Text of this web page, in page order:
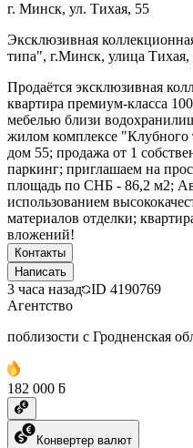
г. Минск, ул. Тихая, 55
Эксклюзивная
типа", г.Минск, улица Тихая,
Продаётся эксклюзивная
квартира премиум-класса
мебелью близи
жилом комплексе
дом 55; продажа от 1
паркинг; приглашаем на
площадь по СНБ - 86,2 м2;
использованием
материалов отделки;
вложений!
Контакты
Написать
3 часа назад ID 4190769
Агентство
поблизости с Гродненская
182 000 ƃ
Конвертер валют